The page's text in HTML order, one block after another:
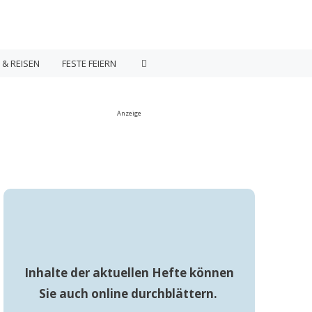
REISEN FESTE FEIERN
Anzeige
Inhalte der aktuellen Hefte können
Sie auch online durchblättern.